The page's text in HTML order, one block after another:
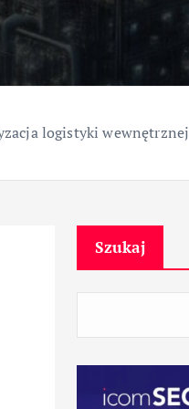
logistyki wewnętrznej
Szukaj